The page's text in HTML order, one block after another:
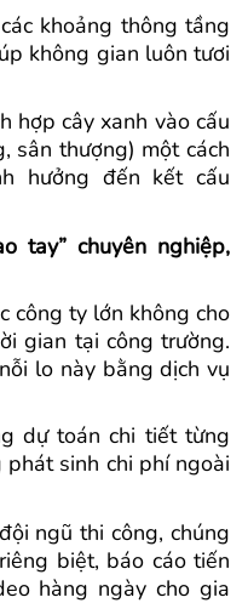
khoảng thông tầng
không gian luôn tươi
hợp cây xanh vào cấu
sân thượng) một cách
hưởng đến kết cấu
tay” chuyên nghiệp,
công ty lớn không cho
gian tại công trường.
lo này bằng dịch vụ
dự toán chi tiết từng
phát sinh chi phí ngoài
ngũ thi công, chúng
biệt, báo cáo tiến
hàng ngày cho gia